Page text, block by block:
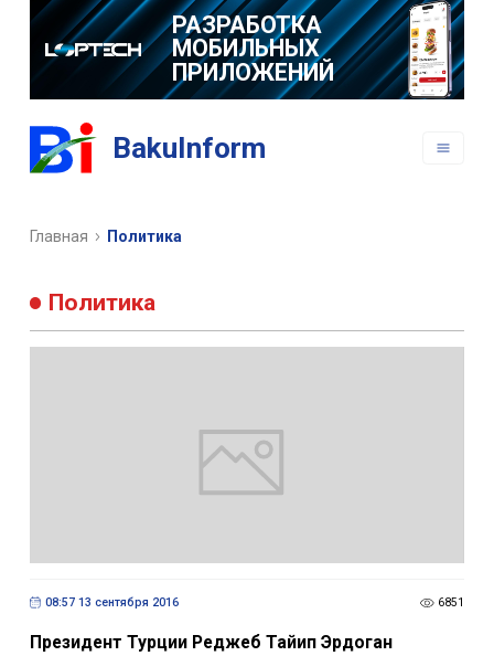
РАЗРАБОТКА
МОБИЛЬНЫХ
ПРИЛОЖЕНИЙ
BakuInform
Главная Политика
Политика
08:57 13 сентября 2016 6851
Президент Турции Реджеб Тайип Эрдоган